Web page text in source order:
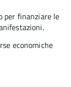
per finanziare le
economiche